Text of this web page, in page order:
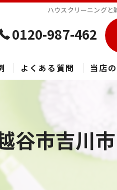
ハウスクリーニングと
0120-987-462
よくある質問 当店
春日
草加市
谷市吉川